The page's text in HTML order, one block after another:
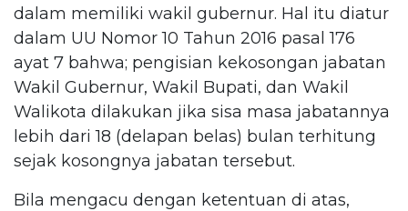
dalam memiliki wakil gubernur. Hal itu diatur
dalam UU Nomor 10 Tahun 2016 pasal 176
ayat 7 bahwa; pengisian kekosongan jabatan
Wakil Gubernur, Wakil Bupati, dan Wakil
Walikota dilakukan jika sisa masa jabatannya
lebih dari 18 (delapan belas) bulan terhitung
sejak kosongnya jabatan tersebut.
Bila mengacu dengan ketentuan di atas,